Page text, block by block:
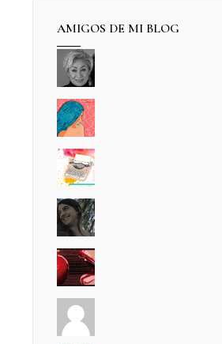
AMIGOS DE MI BLOG